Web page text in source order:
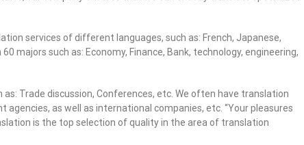
services of different languages, such as: French, Japanese,
majors such as: Economy, Finance, Bank, technology, engineering,
Trade discussion, Conferences, etc. We often have translation
as well as international companies, etc. “Your pleasures
is the top selection of quality in the area of translation